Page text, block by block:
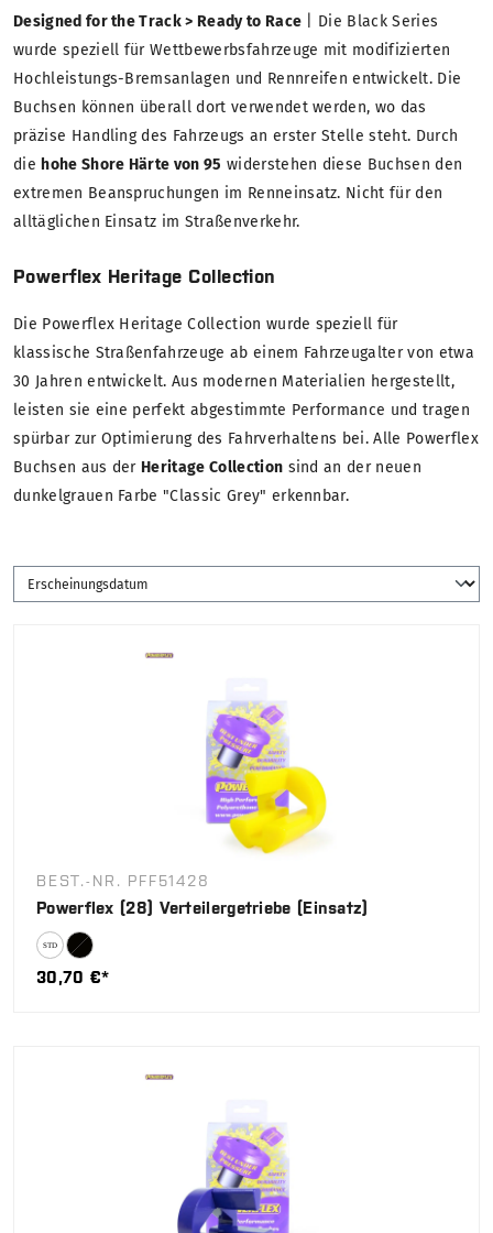
Designed for the Track > Ready to Race | Die Black Series
wurde speziell für Wettbewerbsfahrzeuge mit modifizierten
Hochleistungs-Bremsanlagen und Rennreifen entwickelt. Die
Buchsen können überall dort verwendet werden, wo das
präzise Handling des Fahrzeugs an erster Stelle steht. Durch
die hohe Shore Härte von 95 widerstehen diese Buchsen den
extremen Beanspruchungen im Renneinsatz. Nicht für den
alltäglichen Einsatz im Straßenverkehr.
Powerflex Heritage Collection
Die Powerflex Heritage Collection wurde speziell für
klassische Straßenfahrzeuge ab einem Fahrzeugalter von etwa
30 Jahren entwickelt. Aus modernen Materialien hergestellt,
leisten sie eine perfekt abgestimmte Performance und tragen
spürbar zur Optimierung des Fahrverhaltens bei. Alle Powerflex
Buchsen aus der Heritage Collection sind an der neuen
dunkelgrauen Farbe "Classic Grey" erkennbar.
BEST.-NR. PFF51428
Powerflex (28) Verteilergetriebe (Einsatz)
30,70 €*